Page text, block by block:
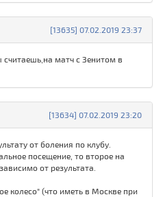
[13635] 07.02.2019 23:37
матч с Зенитом в
[13634] 07.02.2019 23:20
от боления по клубу.
посещение, то второе на
от результата.
колесо" (что иметь в Москве при